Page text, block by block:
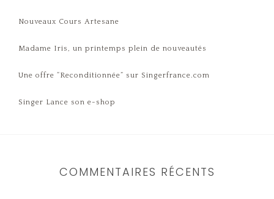
Nouveaux Cours Artesane
Madame Iris, un printemps plein de nouveautés
Une offre “Reconditionnée” sur Singerfrance.com
Singer Lance son e-shop
COMMENTAIRES RÉCENTS